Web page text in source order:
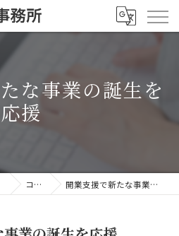
な事業の誕生を
応援
コラム 開業支援で新たな事業の誕生を応援